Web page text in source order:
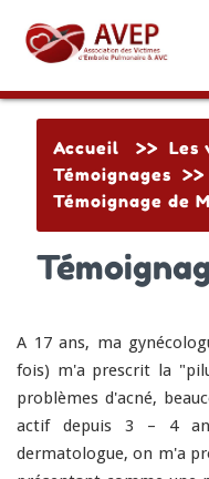
Accueil >> Les
Témoignages >>
Témoignage de
A 17 ans, ma
fois) m'a prescrit la
problèmes d'acné,
actif depuis 3 – 4
dermatologue, on m'a